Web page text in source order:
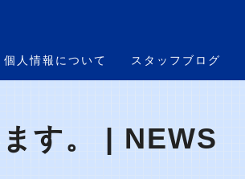
個人情報について スタッフブログ
す。 | NEWS